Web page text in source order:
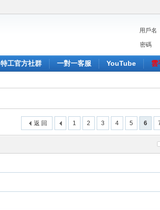
用戶名
密碼
特工官方社群 一對一客服 YouTube
雲
1 2 3 4 5 6
返 回